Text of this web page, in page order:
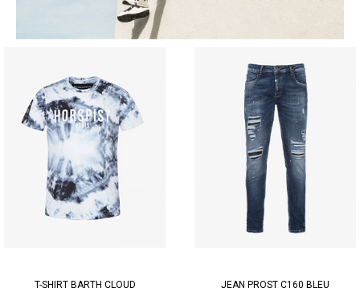
T-SHIRT BARTH CLOUD
JEAN PROST C160 BLEU